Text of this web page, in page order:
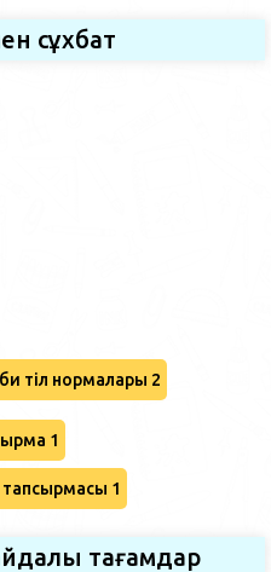
сұхбат
тіл нормалары 2
1
1
тағамдар